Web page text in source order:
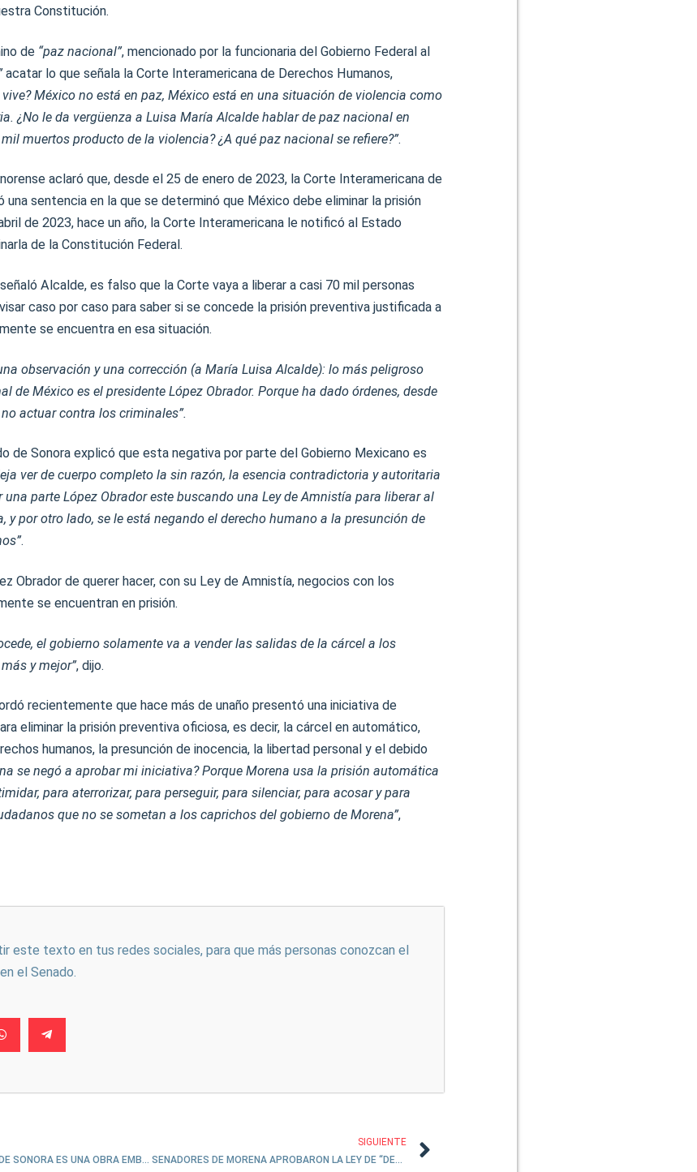
Constitución.
de “paz nacional”, mencionado por la funcionaria del Gobierno Federal al
acatar lo que señala la Corte Interamericana de Derechos Humanos,
vive? México no está en paz, México está en una situación de violencia como
¿No le da vergüenza a Luisa María Alcalde hablar de paz nacional en
muertos producto de la violencia? ¿A qué paz nacional se refiere?”.
aclaró que, desde el 25 de enero de 2023, la Corte Interamericana de
una sentencia en la que se determinó que México debe eliminar la prisión
de 2023, hace un año, la Corte Interamericana le notificó al Estado
de la Constitución Federal.
Alcalde, es falso que la Corte vaya a liberar a casi 70 mil personas
caso por caso para saber si se concede la prisión preventiva justificada a
se encuentra en esa situación.
observación y una corrección (a María Luisa Alcalde): lo más peligroso
de México es el presidente López Obrador. Porque ha dado órdenes, desde
actuar contra los criminales”.
de Sonora explicó que esta negativa por parte del Gobierno Mexicano es
ver de cuerpo completo la sin razón, la esencia contradictoria y autoritaria
una parte López Obrador este buscando una Ley de Amnistía para liberar al
y por otro lado, se le está negando el derecho humano a la presunción de
.
Obrador de querer hacer, con su Ley de Amnistía, negocios con los
se encuentran en prisión.
el gobierno solamente va a vender las salidas de la cárcel a los
y mejor”, dijo.
recientemente que hace más de unaño presentó una iniciativa de
eliminar la prisión preventiva oficiosa, es decir, la cárcel en automático,
humanos, la presunción de inocencia, la libertad personal y el debido
se negó a aprobar mi iniciativa? Porque Morena usa la prisión automática
para aterrorizar, para perseguir, para silenciar, para acosar y para
que no se sometan a los caprichos del gobierno de Morena”,
este texto en tus redes sociales, para que más personas conozcan el
el Senado.
EL “TREN FANTASMA” DE SONORA ES UNA OBRA EMBLEMÁTICA DE LA CORRUPCIÓN: LILLY TÉLLEZ
SIGUIENTE
SENADORES DE MORENA APROBARON LA LEY DE “DESAMPARO”: LILLY TÉLLEZ